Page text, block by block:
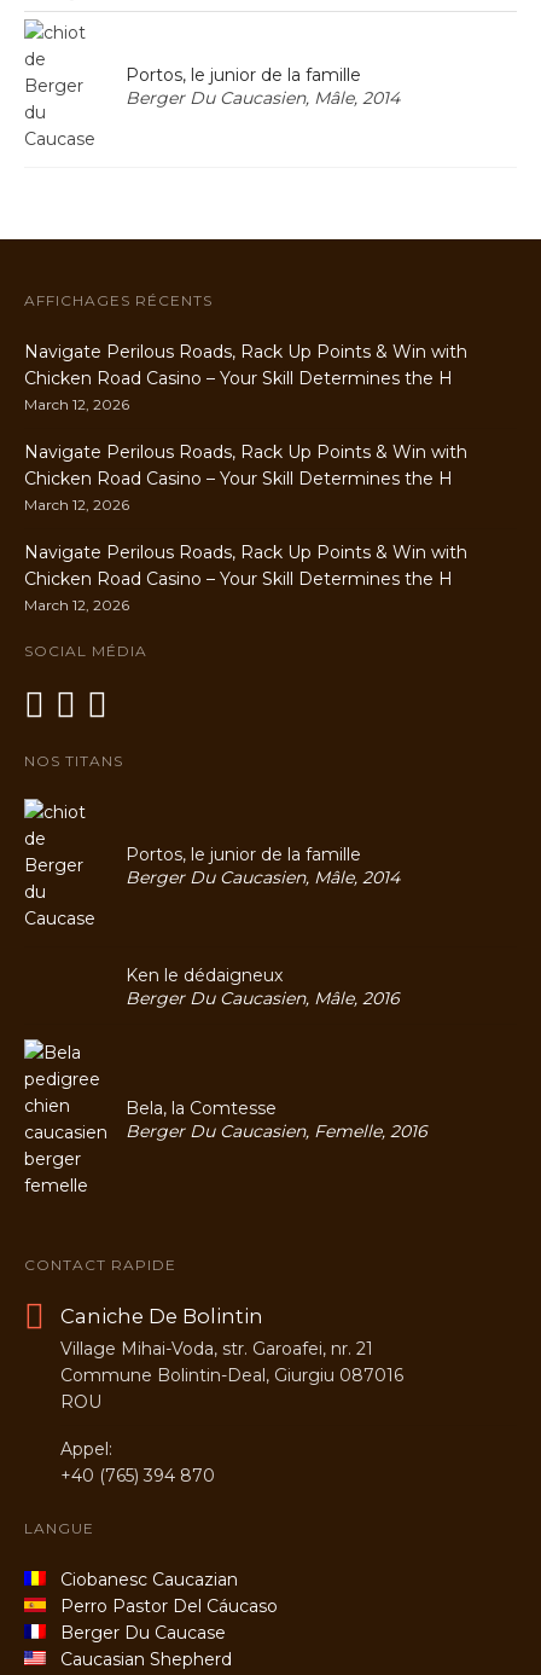
Portos, le junior de la famille
Berger Du Caucasien, Mâle, 2014
AFFICHAGES RÉCENTS
Navigate Perilous Roads, Rack Up Points & Win with
Chicken Road Casino – Your Skill Determines the H
March 12, 2026
Navigate Perilous Roads, Rack Up Points & Win with
Chicken Road Casino – Your Skill Determines the H
March 12, 2026
Navigate Perilous Roads, Rack Up Points & Win with
Chicken Road Casino – Your Skill Determines the H
March 12, 2026
SOCIAL MÉDIA
NOS TITANS
Portos, le junior de la famille
Berger Du Caucasien, Mâle, 2014
Ken le dédaigneux
Berger Du Caucasien, Mâle, 2016
Bela, la Comtesse
Berger Du Caucasien, Femelle, 2016
CONTACT RAPIDE
Caniche De Bolintin
Village Mihai-Voda, str. Garoafei, nr. 21
Commune Bolintin-Deal, Giurgiu 087016
ROU
Appel:
+40 (765) 394 870
LANGUE
Ciobanesc Caucazian
Perro Pastor Del Cáucaso
Berger Du Caucase
Caucasian Shepherd